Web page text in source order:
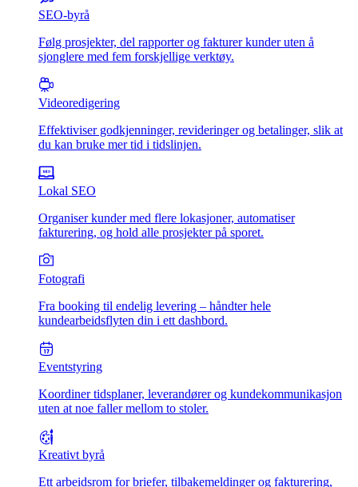
SEO-byrå
Følg prosjekter, del rapporter og fakturer kunder uten å
sjonglere med fem forskjellige verktøy.
Videoredigering
Effektiviser godkjenninger, revideringer og betalinger, slik at
du kan bruke mer tid i tidslinjen.
Lokal SEO
Organiser kunder med flere lokasjoner, automatiser
fakturering, og hold alle prosjekter på sporet.
Fotografi
Fra booking til endelig levering – håndter hele
kundearbeidsflyten din i ett dashbord.
Eventstyring
Koordiner tidsplaner, leverandører og kundekommunikasjon
uten at noe faller mellom to stoler.
Kreativt byrå
Ett arbeidsrom for briefer, tilbakemeldinger og fakturering,